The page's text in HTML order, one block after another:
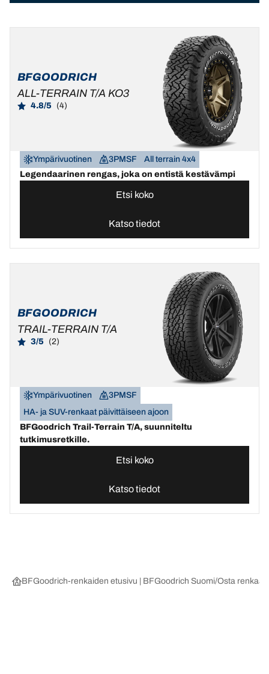
BFGOODRICH
ALL-TERRAIN T/A KO3
4.8/5 (4)
Ympärivuotinen 3PMSF
All terrain 4x4
Legendaarinen rengas, joka on entistä kestävämpi
Etsi koko
Katso tiedot
BFGOODRICH
TRAIL-TERRAIN T/A
3/5 (2)
Ympärivuotinen
3PMSF
HA- ja SUV-renkaat päivittäiseen ajoon
BFGoodrich Trail-Terrain T/A, suunniteltu
tutkimusretkille.
Etsi koko
Katso tiedot
BFGoodrich-renkaiden etusivu | BFGoodrich Suomi Osta renkaat